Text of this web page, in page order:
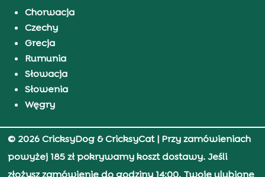
Chorwacja
Czechy
Grecja
Rumunia
Słowacja
Słowenia
Węgry
© 2026 CricksyDog & CricksyCat| Przy zamówieniach
powyżej 185 zł pokrywamy koszt dostawy. Jeśli
złożysz zamówienie do godziny 14:00, Twoje ulubione